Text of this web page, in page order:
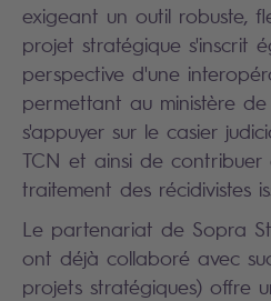
exigeant un outil robuste,
projet stratégique s'inscrit
perspective d'une
permettant au ministère
s'appuyer sur le casier
TCN et ainsi de contribuer
traitement des récidivistes
Le partenariat de Sopra
ont déjà collaboré avec
projets stratégiques) offre